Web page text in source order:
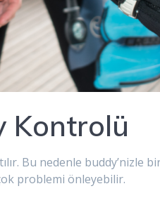
Kontrolü
Bu nedenle buddy’nizle
problemi önleyebilir.